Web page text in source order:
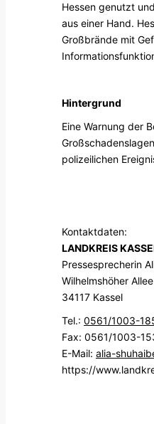
Hessen genutzt
aus einer Hand.
Großbrände mit
Hintergrund
Eine Warnung der
polizeilichen
Kontaktdaten:
LANDKREIS
Pressesprecherin
Wilhelmshöher
34117 Kassel
Tel.: 0561/1003-
Fax: 0561/1003-
E-Mail: alia-
https://